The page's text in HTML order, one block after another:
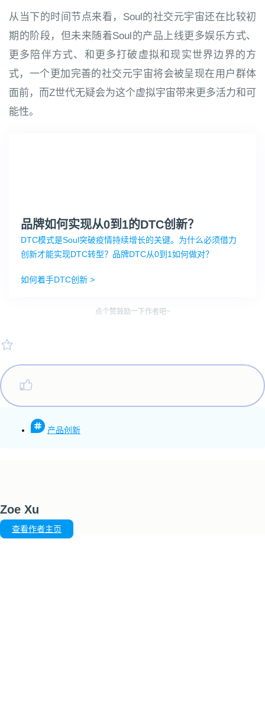
从当下的时间节点来看，Soul的社交元宇宙还在比较初
期的阶段，但未来随着Soul的产品上线更多娱乐方式、
更多陪伴方式、和更多打破虚拟和现实世界边界的方
式，一个更加完善的社交元宇宙将会被呈现在用户群体
面前，而Z世代无疑会为这个虚拟宇宙带来更多活力和可
能性。
品牌如何实现从0到1的DTC创新？
DTC模式是Soul突破疫情持续增长的关键。为什么必须借力
创新才能实现DTC转型？品牌DTC从0到1如何做对？
如何着手DTC创新 >
点个赞鼓励一下作者吧~
产品创新
Zoe Xu
查看作者主页